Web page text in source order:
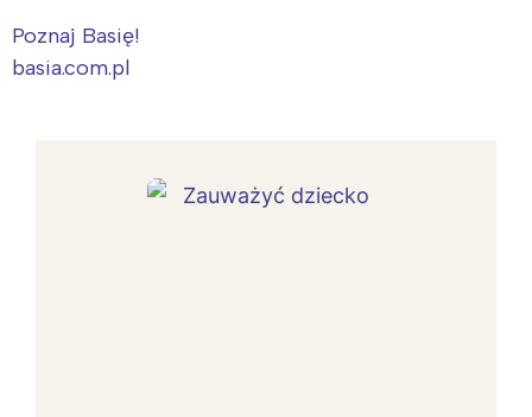
Poznaj Basię!
basia.com.pl